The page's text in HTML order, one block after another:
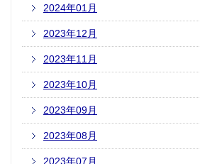
2024年01月
2023年12月
2023年11月
2023年10月
2023年09月
2023年08月
2023年07月